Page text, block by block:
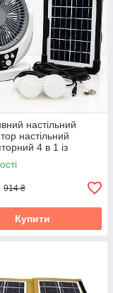
настільний
настільний
4 в 1 із
панеллю для
та дому
914 ₴
Купити